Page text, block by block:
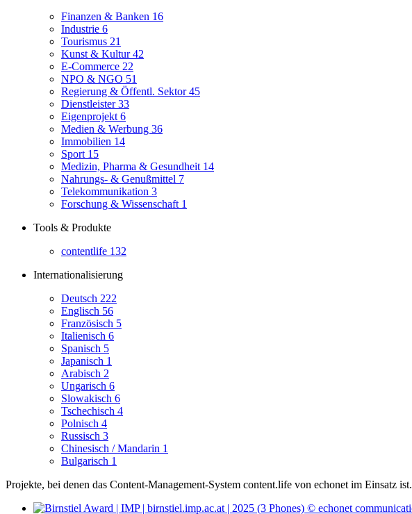
Finanzen & Banken 16
Industrie 6
Tourismus 21
Kunst & Kultur42
E-Commerce 22
NPO & NGO 51
Regierung & Öffentl. Sektor45
Dienstleister33
Eigenprojekt 6
Medien & Werbung 36
Immobilien 14
Sport 15
Medizin, Pharma & Gesundheit 14
Nahrungs- & Genußmittel 7
Telekommunikation 3
Forschung & Wissenschaft 1
Tools & Produkte
contentlife 132
Internationalisierung
Deutsch 222
Englisch 56
Französisch 5
Italienisch 6
Spanisch 5
Japanisch 1
Arabisch 2
Ungarisch 6
Slowakisch 6
Tschechisch 4
Polnisch 4
Russisch 3
Chinesisch / Mandarin 1
Bulgarisch 1
Projekte, bei denen das Content-Management-System content.life von echonet im Einsatz ist.